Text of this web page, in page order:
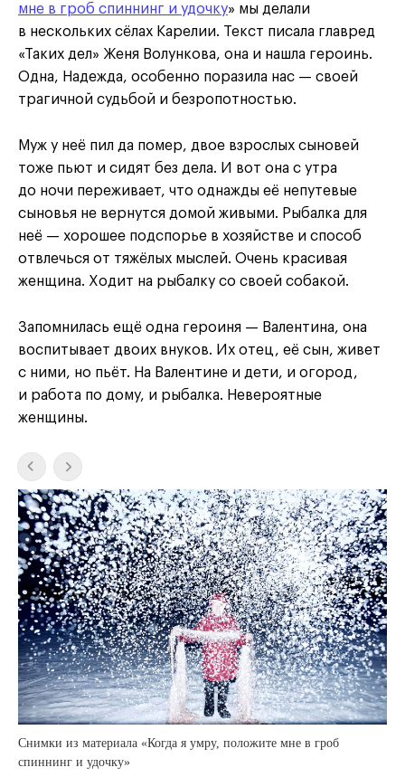
мне в гроб спиннинг и удочку» мы делали
в нескольких сёлах Карелии. Текст писала главред
«Таких дел» Женя Волункова, она и нашла героинь.
Одна, Надежда, особенно поразила нас — своей
трагичной судьбой и безропотностью.
Муж у неё пил да помер, двое взрослых сыновей
тоже пьют и сидят без дела. И вот она с утра
до ночи переживает, что однажды её непутевые
сыновья не вернутся домой живыми. Рыбалка для
неё — хорошее подспорье в хозяйстве и способ
отвлечься от тяжёлых мыслей. Очень красивая
женщина. Ходит на рыбалку со своей собакой.
Запомнилась ещё одна героиня — Валентина, она
воспитывает двоих внуков. Их отец, её сын, живет
с ними, но пьёт. На Валентине и дети, и огород,
и работа по дому, и рыбалка. Невероятные
женщины.
Снимки из материала «Когда я умру, положите мне в гроб
спиннинг и удочку»